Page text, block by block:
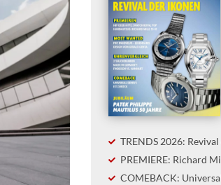
TRENDS 2026:
PREMIERE: Richard
COMEBACK: